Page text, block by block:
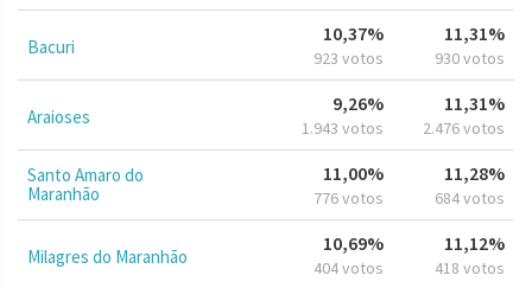
Bacuri
10,37%
923 votos
11,31%
930 votos
Araioses
9,26%
1.943 votos
11,31%
2.476 votos
Santo Amaro do
Maranhão
11,00%
776 votos
11,28%
684 votos
Milagres do Maranhão
10,69%
404 votos
11,12%
418 votos